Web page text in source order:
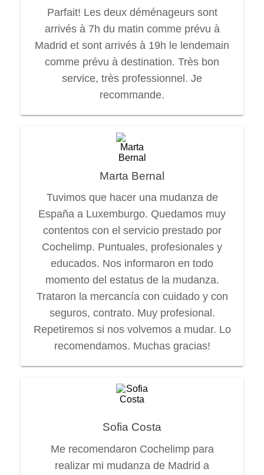
Parfait! Les deux déménageurs sont
arrivés à 7h du matin comme prévu à
Madrid et sont arrivés à 19h le lendemain
comme prévu à destination. Très bon
service, très professionnel. Je
recommande.
Marta Bernal
Tuvimos que hacer una mudanza de
España a Luxemburgo. Quedamos muy
contentos con el servicio prestado por
Cochelimp. Puntuales, profesionales y
educados. Nos informaron en todo
momento del estatus de la mudanza.
Trataron la mercancía con cuidado y con
seguros, contrato. Muy profesional.
Repetiremos si nos volvemos a mudar. Lo
recomendamos. Muchas gracias!
Sofia Costa
Me recomendaron Cochelimp para
realizar mi mudanza de Madrid a